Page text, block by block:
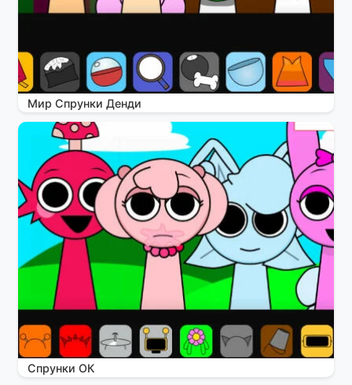
Мир Спрунки Денди
Спрунки ОК